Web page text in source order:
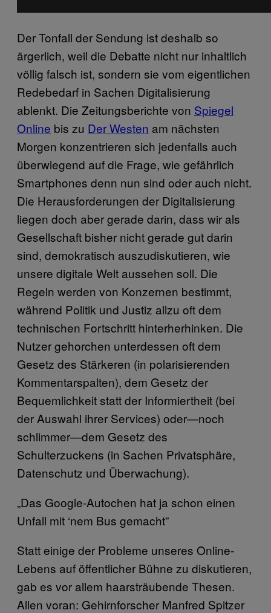
Der Tonfall der Sendung ist deshalb so
ärgerlich, weil die Debatte nicht nur inhaltlich
völlig falsch ist, sondern sie vom eigentlichen
Redebedarf in Sachen Digitalisierung
ablenkt. Die Zeitungsberichte von Spiegel
Online bis zu Der Westen am nächsten
Morgen konzentrieren sich jedenfalls auch
überwiegend auf die Frage, wie gefährlich
Smartphones denn nun sind oder auch nicht.
Die Herausforderungen der Digitalisierung
liegen doch aber gerade darin, dass wir als
Gesellschaft bisher nicht gerade gut darin
sind, demokratisch auszudiskutieren, wie
unsere digitale Welt aussehen soll. Die
Regeln werden von Konzernen bestimmt,
während Politik und Justiz allzu oft dem
technischen Fortschritt hinterherhinken. Die
Nutzer gehorchen unterdessen oft dem
Gesetz des Stärkeren (in polarisierenden
Kommentarspalten), dem Gesetz der
Bequemlichkeit statt der Informiertheit (bei
der Auswahl ihrer Services) oder—noch
schlimmer—dem Gesetz des
Schulterzuckens (in Sachen Privatsphäre,
Datenschutz und Überwachung).
„Das Google-Autochen hat ja schon einen
Unfall mit ‘nem Bus gemacht”
Statt einige der Probleme unseres Online-
Lebens auf öffentlicher Bühne zu diskutieren,
gab es vor allem haarsträubende Thesen.
Allen voran: Gehirnforscher Manfred Spitzer